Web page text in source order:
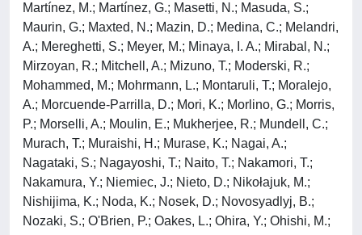
Martínez, M.; Martínez, G.; Masetti, N.; Masuda, S.;
Maurin, G.; Maxted, N.; Mazin, D.; Medina, C.; Melandri,
A.; Mereghetti, S.; Meyer, M.; Minaya, I. A.; Mirabal, N.;
Mirzoyan, R.; Mitchell, A.; Mizuno, T.; Moderski, R.;
Mohammed, M.; Mohrmann, L.; Montaruli, T.; Moralejo,
A.; Morcuende-Parrilla, D.; Mori, K.; Morlino, G.; Morris,
P.; Morselli, A.; Moulin, E.; Mukherjee, R.; Mundell, C.;
Murach, T.; Muraishi, H.; Murase, K.; Nagai, A.;
Nagataki, S.; Nagayoshi, T.; Naito, T.; Nakamori, T.;
Nakamura, Y.; Niemiec, J.; Nieto, D.; Nikołajuk, M.;
Nishijima, K.; Noda, K.; Nosek, D.; Novosyadlyj, B.;
Nozaki, S.; O'Brien, P.; Oakes, L.; Ohira, Y.; Ohishi, M.;